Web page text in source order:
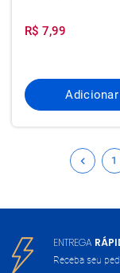
R$ 7,99
Adicionar
1
ENTREGA
Receba seu